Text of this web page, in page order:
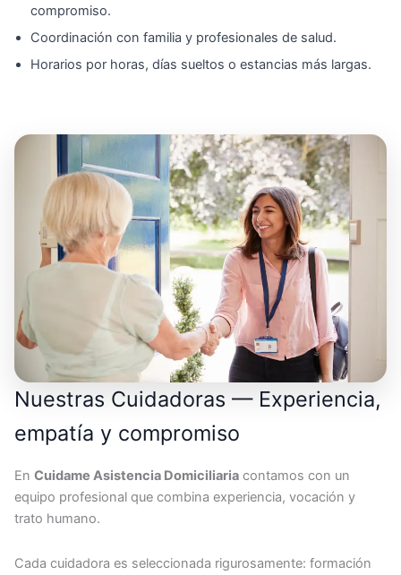
compromiso.
Coordinación con familia y profesionales de salud.
Horarios por horas, días sueltos o estancias más largas.
Nuestras Cuidadoras — Experiencia,
empatía y compromiso
En Cuidame Asistencia Domiciliaria contamos con un
equipo profesional que combina experiencia, vocación y
trato humano.
Cada cuidadora es seleccionada rigurosamente: formación